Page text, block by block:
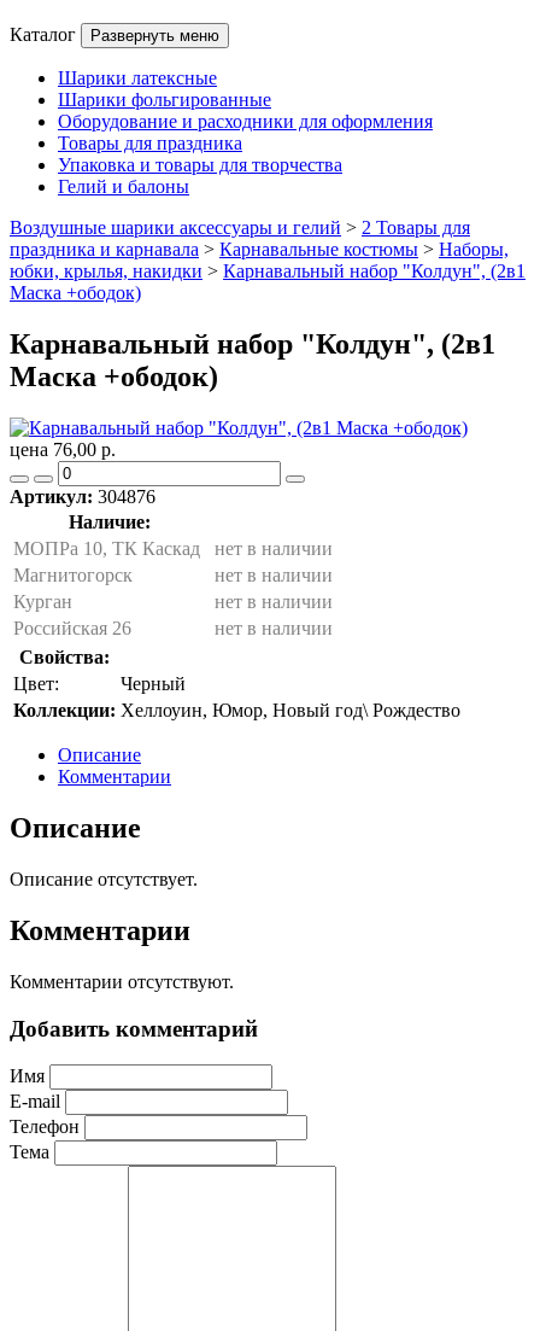
Каталог Развернуть меню
Шарики латексные
Шарики фольгированные
Оборудование и расходники для оформления
Товары для праздника
Упаковка и товары для творчества
Гелий и балоны
Воздушные шарики аксессуары и гелий > 2 Товары для
праздника и карнавала > Карнавальные костюмы > Наборы,
юбки, крылья, накидки > Карнавальный набор "Колдун", (2в1
Маска +ободок)
Карнавальный набор "Колдун", (2в1
Маска +ободок)
цена 76,00 р.
Артикул: 304876
Наличие:
МОПРа 10, ТК Каскад
нет в наличии
Магнитогорск
нет в наличии
Курган
нет в наличии
Российская 26
нет в наличии
Свойства:
Цвет:
Черный
Коллекции: Хеллоуин, Юмор, Новый год\ Рождество
Описание
Комментарии
Описание
Описание отсутствует.
Комментарии
Комментарии отсутствуют.
Добавить комментарий
Имя
E-mail
Телефон
Тема